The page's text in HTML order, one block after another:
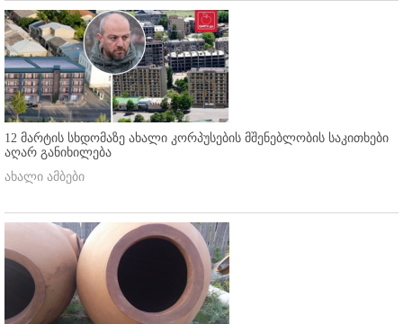
12 მარტის სხდომაზე ახალი კორპუსების მშენებლობის საკითხები
აღარ განიხილება
ახალი ამბები